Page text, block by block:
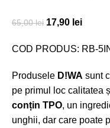
65,00lei 17,90 lei
COD PRODUS: RB-
Produsele D!WA sunt
pe primul loc calitatea
conțin TPO, un
unghii, dar care poate